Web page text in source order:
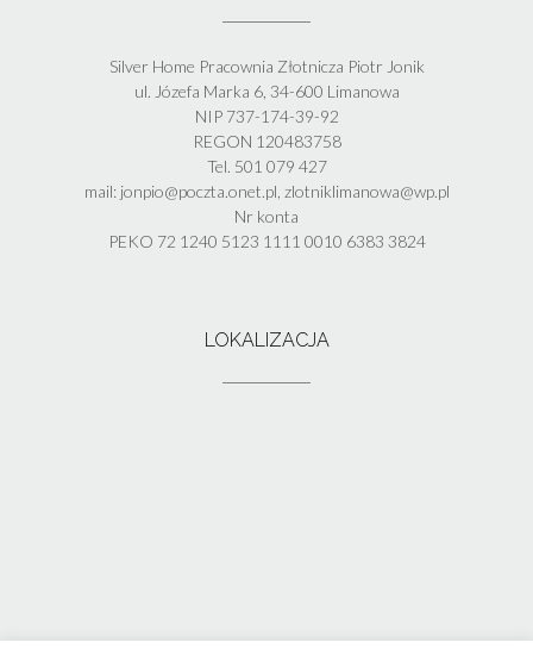
Silver Home Pracownia Złotnicza Piotr Jonik
ul. Józefa Marka 6, 34-600 Limanowa
NIP 737-174-39-92
REGON 120483758
Tel. 501 079 427
mail: jonpio@poczta.onet.pl, zlotniklimanowa@wp.pl
Nr konta
PEKO 72 1240 5123 1111 0010 6383 3824
LOKALIZACJA